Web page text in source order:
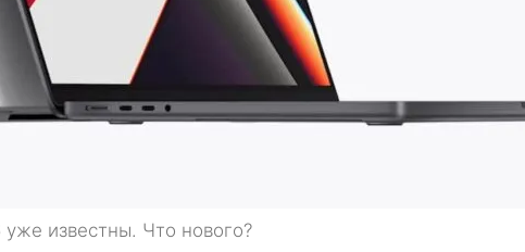
известны. Что нового?